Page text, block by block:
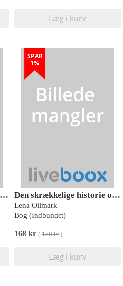
Læg i kurv
The Last Kids on Earth 3 - Mareridtskongen
SPAR
1%
Den skrækkelige historie om Hende den lille
Lena Ollmark
Bog (Indbundet)
168 kr ( 170 kr)
Læg i kurv